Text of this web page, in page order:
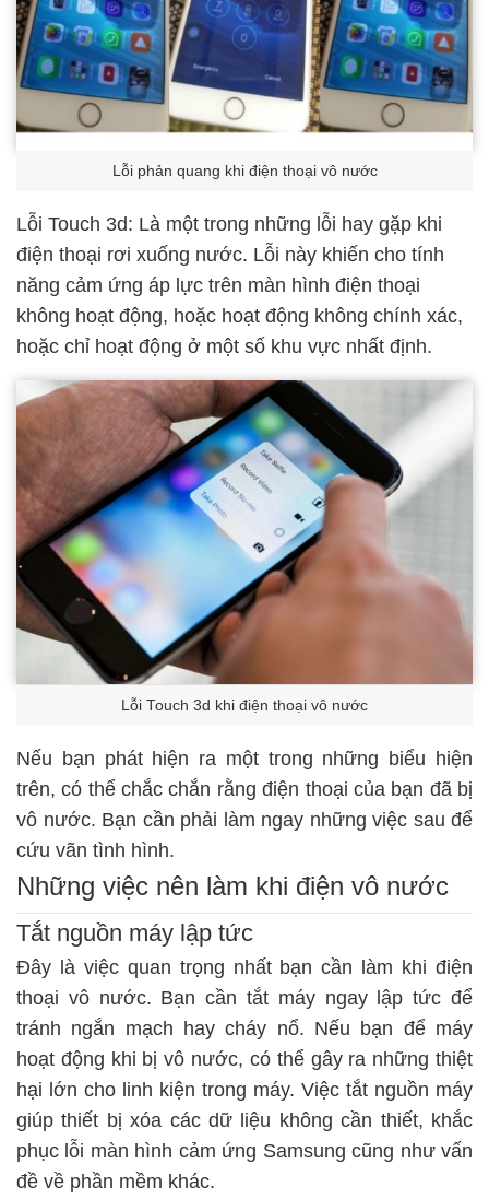
Lỗi phản quang khi điện thoại vô nước
Lỗi Touch 3d: Là một trong những lỗi hay gặp khi
điện thoại rơi xuống nước. Lỗi này khiến cho tính
năng cảm ứng áp lực trên màn hình điện thoại
không hoạt động, hoặc hoạt động không chính xác,
hoặc chỉ hoạt động ở một số khu vực nhất định.
Lỗi Touch 3d khi điện thoại vô nước
Nếu bạn phát hiện ra một trong những biểu hiện
trên, có thể chắc chắn rằng điện thoại của bạn đã bị
vô nước. Bạn cần phải làm ngay những việc sau để
cứu vãn tình hình.
Những việc nên làm khi điện vô nước
Tắt nguồn máy lập tức
Đây là việc quan trọng nhất bạn cần làm khi điện
thoại vô nước. Bạn cần tắt máy ngay lập tức để
tránh ngắn mạch hay cháy nổ. Nếu bạn để máy
hoạt động khi bị vô nước, có thể gây ra những thiệt
hại lớn cho linh kiện trong máy. Việc tắt nguồn máy
giúp thiết bị xóa các dữ liệu không cần thiết, khắc
phục lỗi màn hình cảm ứng Samsung cũng như vấn
đề về phần mềm khác.